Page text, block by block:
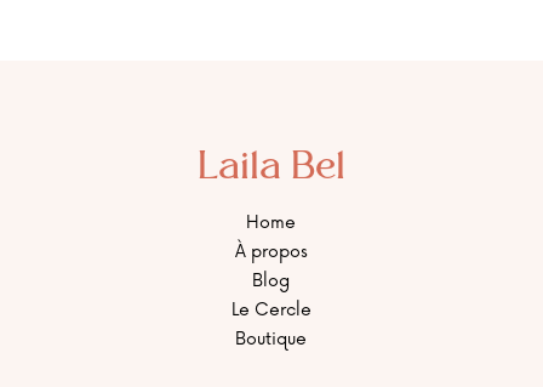
Laila Bel
Home
À propos
Blog
Le Cercle
Boutique